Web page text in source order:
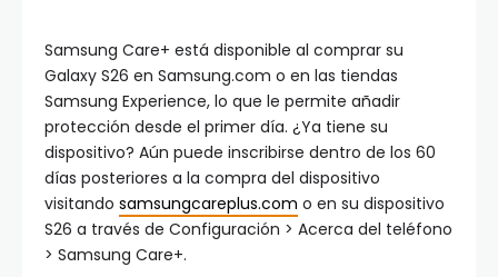
Samsung Care+ está disponible al comprar su
Galaxy S26 en Samsung.com o en las tiendas
Samsung Experience, lo que le permite añadir
protección desde el primer día. ¿Ya tiene su
dispositivo? Aún puede inscribirse dentro de los 60
días posteriores a la compra del dispositivo
visitando samsungcareplus.com o en su dispositivo
S26 a través de Configuración > Acerca del teléfono
> Samsung Care+.